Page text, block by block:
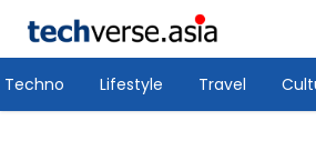
Techno Lifestyle Travel